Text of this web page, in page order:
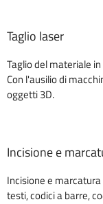
Taglio laser
Taglio del materiale
Con l'ausilio di
oggetti 3D.
Incisione e
Incisione e
testi, codici a barre,